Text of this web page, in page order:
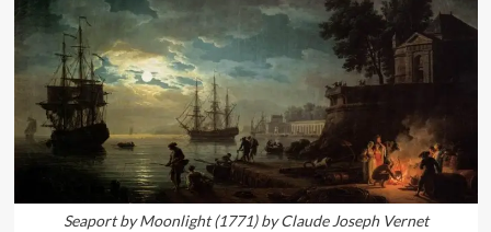
Seaport by Moonlight (1771) by Claude Joseph Vernet